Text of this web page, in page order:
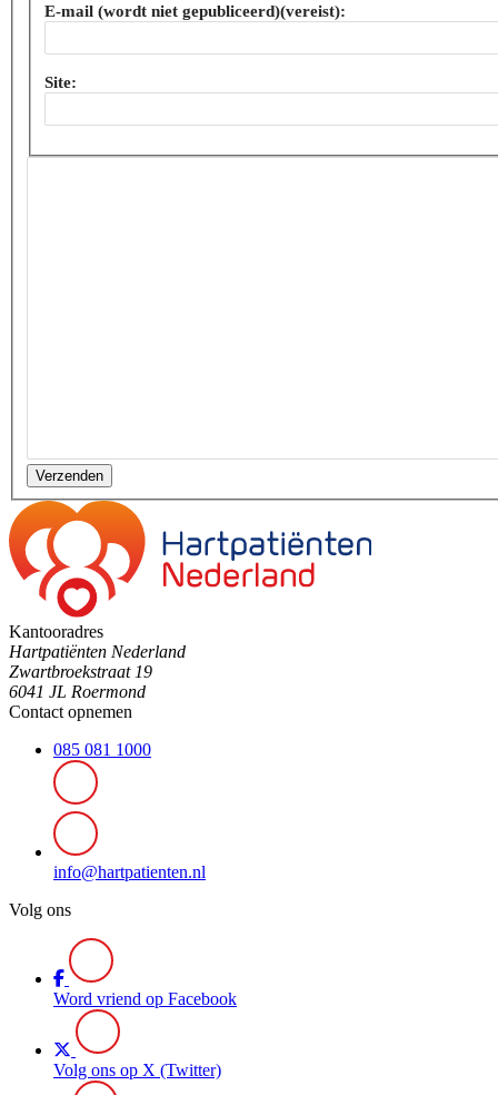
E-mail (wordt niet gepubliceerd)(vereist):
Site:
Verzenden
Kantooradres
Hartpatiënten Nederland
Zwartbroekstraat 19
6041 JL Roermond
Contact opnemen
085 081 1000
info@hartpatienten.nl
Volg ons
Word vriend op Facebook
Volg ons op X (Twitter)